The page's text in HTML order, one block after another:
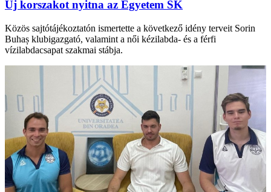
Új korszakot nyitna az Egyetem SK
Közös sajtótájékoztatón ismertette a következő idény terveit Sorin
Buhaș klubigazgató, valamint a női kézilabda- és a férfi
vízilabdacsapat szakmai stábja.